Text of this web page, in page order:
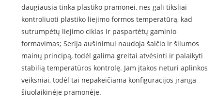
daugiausia tinka plastiko pramonei, nes gali tiksliai
kontroliuoti plastiko liejimo formos temperatūrą, kad
sutrumpėtų liejimo ciklas ir paspartėtų gaminio
formavimas; Serija aušinimui naudoja šalčio ir šilumos
mainų principą, todėl galima greitai atvėsinti ir palaikyti
stabilią temperatūros kontrolę. Jam įtakos neturi aplinkos
veiksniai, todėl tai nepakeičiama konfigūracijos įranga
šiuolaikinėje pramonėje.